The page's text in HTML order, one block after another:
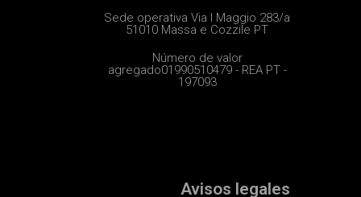
Sede operativa Via I Maggio 283/a
51010 Massa e Cozzile PT
Número de valor
agregado01990510479 - REA PT -
197093
Avisos legales